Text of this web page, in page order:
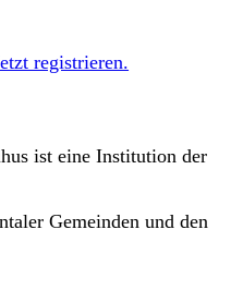
m
a
c
h
registrieren.
ist eine Institution der
Gemeinden und den